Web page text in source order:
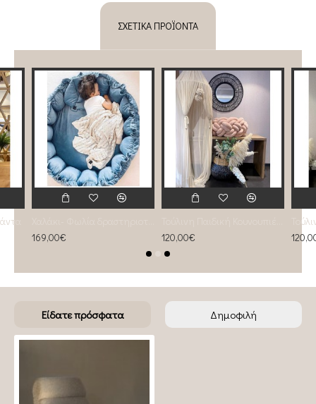
ΣΧΕΤΙΚΆ ΠΡΟΪΌΝΤΑ
169,00€
120,00€
Είδατε πρόσφατα Δημοφιλή